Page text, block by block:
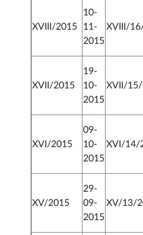
XVIII/2015
10-
11-
2015
XVIII/
XVII/2015
19-
10-
2015
XVII/
XVI/2015
09-
10-
2015
XVI/14/
XV/2015
29-
09-
2015
XV/13/